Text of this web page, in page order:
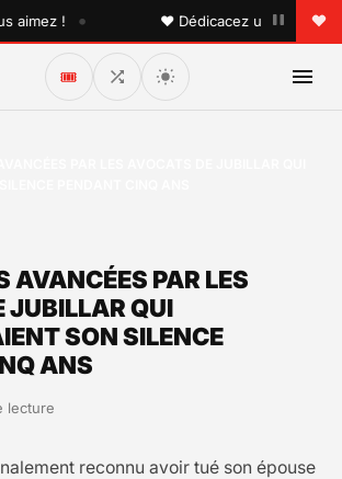
! • ♥ Dédicacez un titre à vos
🎟️
AVANCÉES PAR LES
JUBILLAR QUI
SON SILENCE
ANS
lecture
reconnu avoir tué son épouse